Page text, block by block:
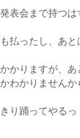
表会まで持つは
払ったし、あと
かりますが、あ
わかりませんか
り踊ってやるっ